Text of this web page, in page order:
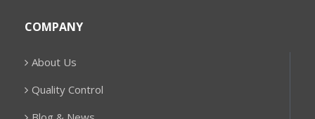
COMPANY
About Us
Quality Control